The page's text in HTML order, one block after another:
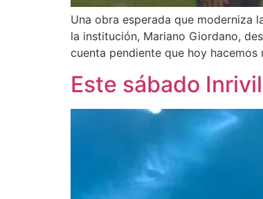
Una obra esperada que moderniza
la institución, Mariano Giordano,
cuenta pendiente que hoy
Este sábado